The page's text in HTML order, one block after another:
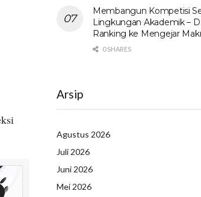
Membangun Kompetisi
Lingkungan Akademik –
Ranking ke Mengejar
0 SHARES
Arsip
Agustus 2026
Juli 2026
Juni 2026
Mei 2026